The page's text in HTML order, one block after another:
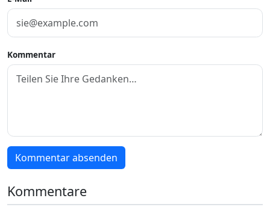
Kommentar
Kommentar absenden
Kommentare